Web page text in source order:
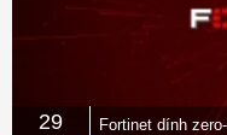
29
Fortinet dính